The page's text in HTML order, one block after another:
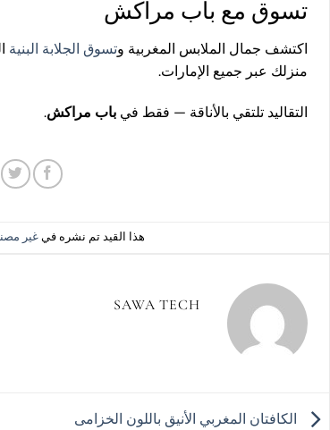
تسوق مع باب مراكش
اكتشف جمال الملابس المغربية وتسوق الجلابة البنية
منزلك عبر جميع الإمارات.
التقاليد تلتقي بالأناقة — فقط فيباب مراكش.
هذا القيد تم نشره فيغير
SAWA TECH
الكافتان المغربي الأنيق باللون الخزامى